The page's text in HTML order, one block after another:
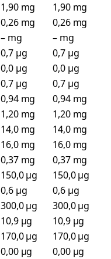
1,90 mg
1,90 mg
0,26 mg
0,26 mg
– mg
– mg
0,7 µg
0,7 µg
0,0 µg
0,0 µg
0,7 µg
0,7 µg
0,94 mg
0,94 mg
1,20 mg
1,20 mg
14,0 mg
14,0 mg
16,0 mg
16,0 mg
0,37 mg
0,37 mg
150,0 µg
150,0 µg
0,6 µg
0,6 µg
300,0 µg
300,0 µg
10,9 µg
10,9 µg
170,0 µg
170,0 µg
0,00 µg
0,00 µg